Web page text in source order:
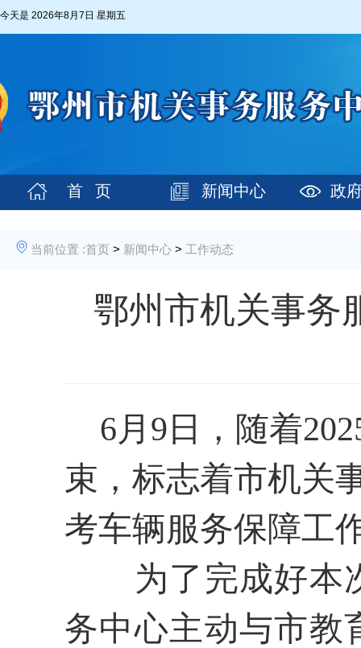
今天是 2026年8月7日 星期五
首 页 新闻中心 政
当前位置 :首页 > 新闻中心 > 工作动态
鄂州市机关事务
6月 9 日，随着
束 ， 标志着市机关
考车辆服务保障工
为了完成好本
务中心主动与市教